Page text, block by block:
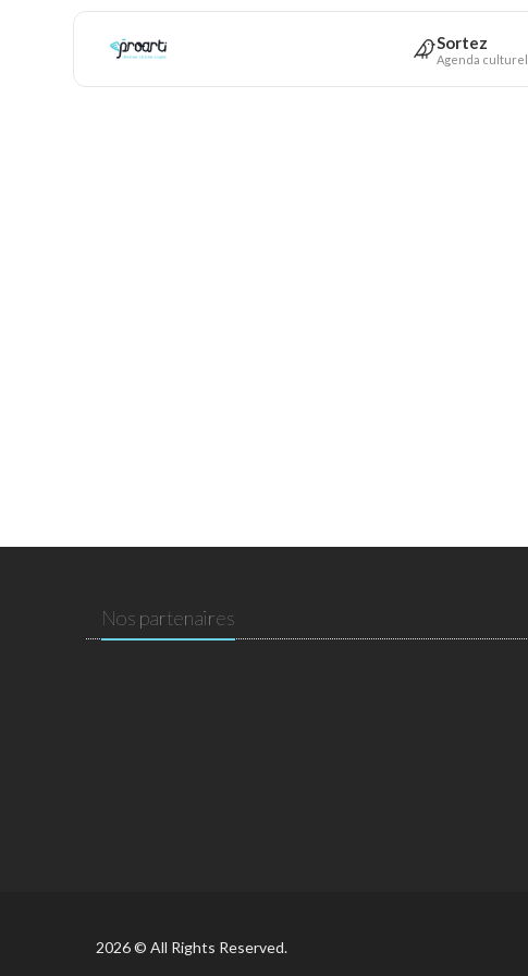
Sortez
Agenda culturel
Nos partenaires
2026 © All Rights Reserved.